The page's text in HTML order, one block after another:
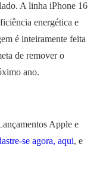
A linha iPhone 16
energética e
é inteiramente feita
de remover o
ano.
Apple e
se agora, aqui, e